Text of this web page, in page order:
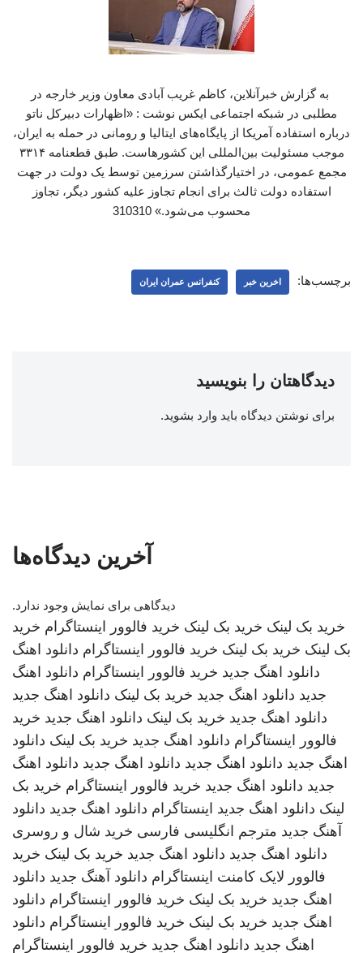
به گزارش خبرآنلاین، کاظم غریب آبادی معاون وزیر خارجه در
مطلبی در شبکه اجتماعی ایکس نوشت : «اظهارات دبیرکل ناتو
درباره استفاده آمریکا از پایگاه‌های ایتالیا و رومانی در حمله به ایران،
موجب مسئولیت بین‌المللی این کشورهاست. طبق قطعنامه ۳۳۱۴
مجمع عمومی، در اختیارگذاشتن سرزمین توسط یک دولت در جهت
استفاده دولت ثالث برای انجام تجاوز علیه کشور دیگر، تجاوز
محسوب می‌شود.» 310310
برچسب‌ها: اخرین خبر کنفرانس عمران ایران
دیدگاهتان را بنویسید
برای نوشتن دیدگاه باید وارد بشوید.
آخرین دیدگاه‌ها
دیدگاهی برای نمایش وجود ندارد.
خرید بک لینک خرید بک لینک خرید فالوور اینستاگرام خرید
بک لینک خرید بک لینک خرید فالوور اینستاگرام دانلود اهنگ
دانلود اهنگ جدید خرید فالوور اینستاگرام دانلود اهنگ
جدید دانلود اهنگ جدید خرید بک لینک دانلود اهنگ جدید
دانلود اهنگ جدید خرید بک لینک دانلود اهنگ جدید خرید
فالوور اینستاگرام دانلود اهنگ جدید خرید بک لینک دانلود
اهنگ جدید دانلود اهنگ جدید دانلود اهنگ جدید دانلود اهنگ
جدید دانلود اهنگ جدید خرید فالوور اینستاگرام خرید بک
لینک دانلود اهنگ جدید اینستاگرام دانلود اهنگ جدید دانلود
آهنگ جدید مترجم انگلیسی فارسی خرید شال و روسری
دانلود اهنگ جدید دانلود اهنگ جدید خرید بک لینک خرید
فالوور لایک کامنت اینستاگرام دانلود آهنگ جدید دانلود
اهنگ جدید خرید بک لینک خرید فالوور اینستاگرام دانلود
اهنگ جدید خرید بک لینک خرید فالوور اینستاگرام دانلود
اهنگ جدید دانلود اهنگ جدید خرید فالوور اینستاگرام